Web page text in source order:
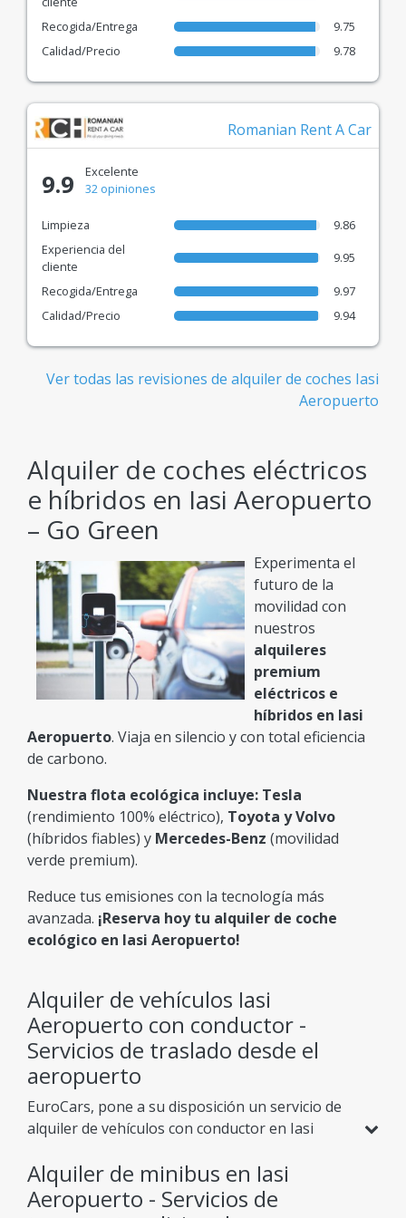
Recogida/Entrega
9.75
Calidad/Precio
9.78
Romanian Rent A Car
9.9
Excelente
32 opiniones
Limpieza
9.86
Experiencia del
cliente
9.95
Recogida/Entrega
9.97
Calidad/Precio
9.94
Ver todas las revisiones de alquiler de coches Iasi
Aeropuerto
Alquiler de coches eléctricos
e híbridos en Iasi Aeropuerto
– Go Green
Experimenta el
futuro de la
movilidad con
nuestros
alquileres
premium
eléctricos e
híbridos en Iasi
Aeropuerto. Viaja en silencio y con total eficiencia
de carbono.
Nuestra flota ecológica incluye: Tesla
(rendimiento 100% eléctrico), Toyota y Volvo
(híbridos fiables) y Mercedes-Benz (movilidad
verde premium).
Reduce tus emisiones con la tecnología más
avanzada. ¡Reserva hoy tu alquiler de coche
ecológico en Iasi Aeropuerto!
Alquiler de vehículos Iasi
Aeropuerto con conductor -
Servicios de traslado desde el
aeropuerto
EuroCars, pone a su disposición un servicio de
alquiler de vehículos con conductor en Iasi
expertos y profesionales, donde la puntualidad
y la discreción están siempre aseguradas a un
Alquiler de minibus en Iasi
Aeropuerto - Servicios de